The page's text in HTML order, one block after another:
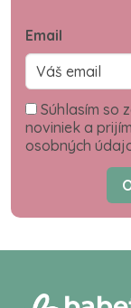
Email
Súhlasím so
noviniek a
osobných